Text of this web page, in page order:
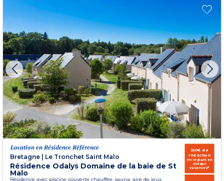
Location en Résidence Référence
Bretagne
Le Tronchet Saint Malo
Résidence Odalys Domaine de la baie de St
Malo
Résidence avec piscine couverte chauffée, sauna, aire de jeux
150€ de
réduction
en réglant en
chèque
vacances*